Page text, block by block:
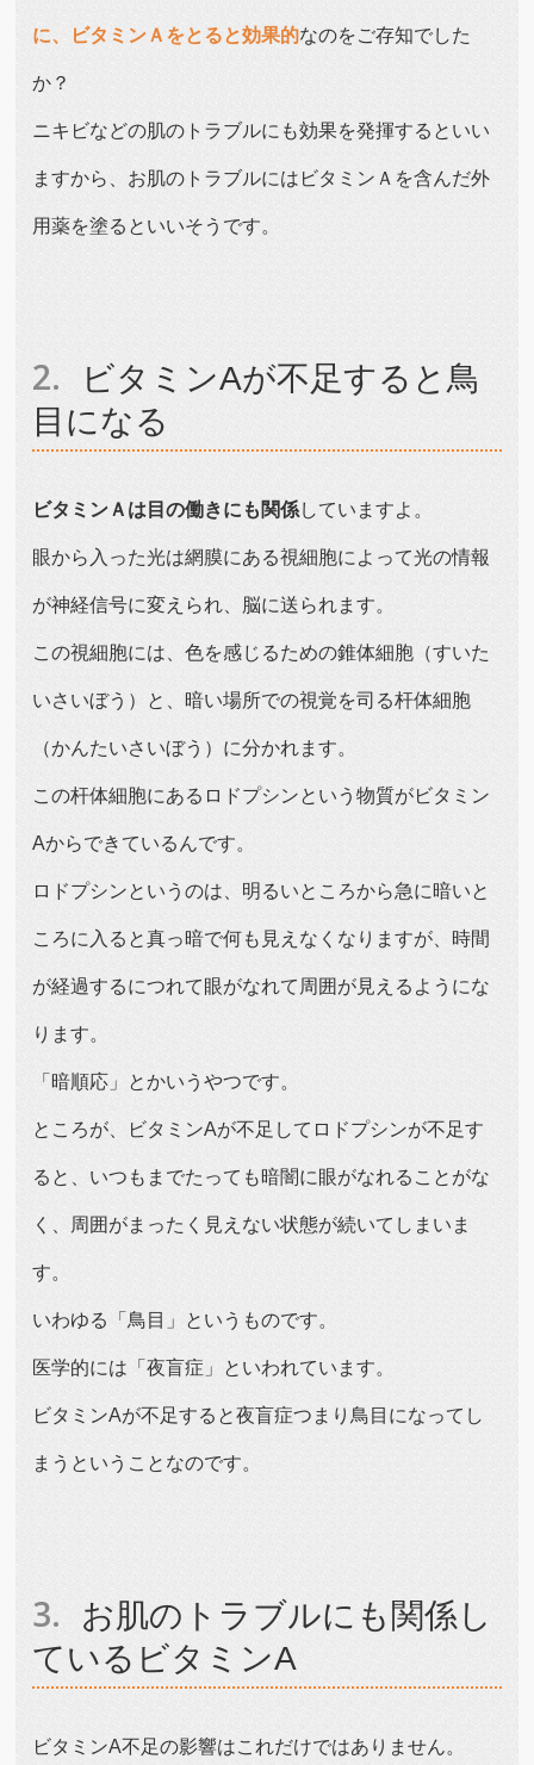
に、ビタミンＡをとると効果的なのをご存知でした
か？
ニキビなどの肌のトラブルにも効果を発揮するといい
ますから、お肌のトラブルにはビタミンＡを含んだ外
用薬を塗るといいそうです。
ビタミンAが不足すると鳥
目になる
ビタミンＡは目の働きにも関係していますよ。
眼から入った光は網膜にある視細胞によって光の情報
が神経信号に変えられ、脳に送られます。
この視細胞には、色を感じるための錐体細胞（すいた
いさいぼう）と、暗い場所での視覚を司る杆体細胞
（かんたいさいぼう）に分かれます。
この杆体細胞にあるロドプシンという物質がビタミン
Aからできているんです。
ロドプシンというのは、明るいところから急に暗いと
ころに入ると真っ暗で何も見えなくなりますが、時間
が経過するにつれて眼がなれて周囲が見えるようにな
ります。
「暗順応」とかいうやつです。
ところが、ビタミンAが不足してロドプシンが不足す
ると、いつもまでたっても暗闇に眼がなれることがな
く、周囲がまったく見えない状態が続いてしまいま
す。
いわゆる「鳥目」というものです。
医学的には「夜盲症」といわれています。
ビタミンAが不足すると夜盲症つまり鳥目になってし
まうということなのです。
お肌のトラブルにも関係し
ているビタミンA
ビタミンA不足の影響はこれだけではありません。